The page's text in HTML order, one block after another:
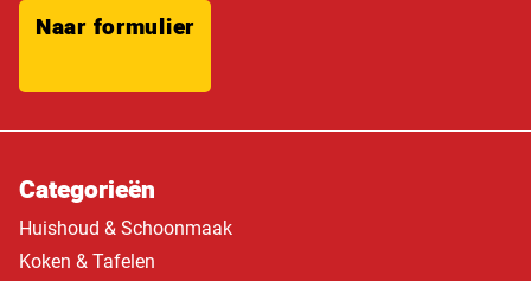
Naar formulier
Categorieën
Huishoud & Schoonmaak
Koken & Tafelen